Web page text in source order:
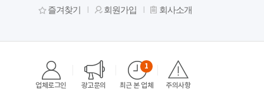
즐겨찾기 회원가입 회사소개
업체로그인 광고문의 최근 본 업체
1
주의사항